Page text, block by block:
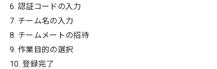
6. 認証コードの入力
7. チーム名の入力
8. チームメートの招待
9. 作業目的の選択
10. 登録完了